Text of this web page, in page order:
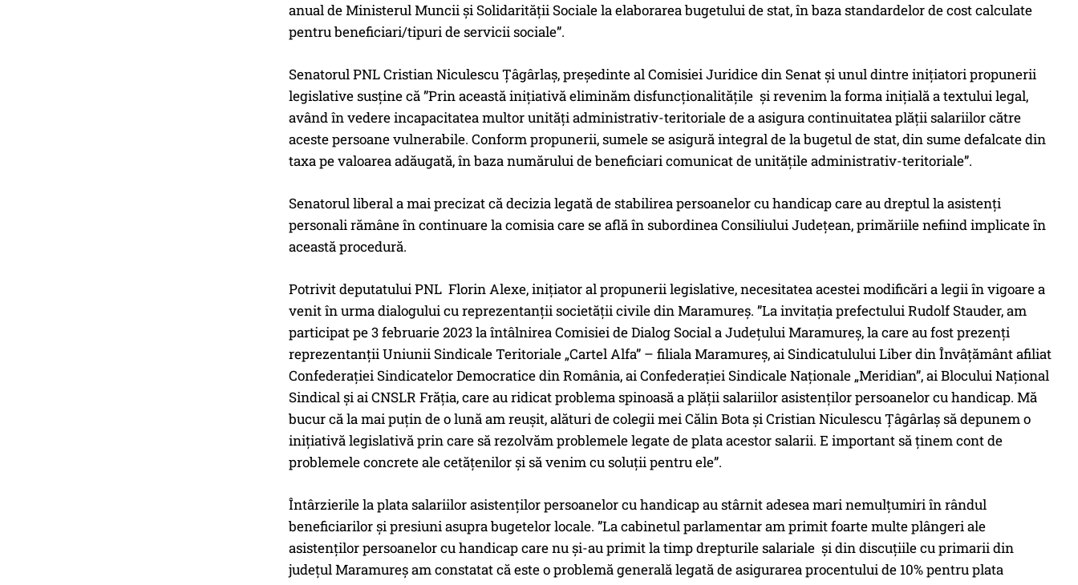
anual de Ministerul Muncii şi Solidarităţii Sociale la elaborarea bugetului de stat, în baza standardelor de cost calculate
pentru beneficiari/tipuri de servicii sociale”.
Senatorul PNL Cristian Niculescu Țâgârlaș, președinte al Comisiei Juridice din Senat și unul dintre inițiatori propunerii
legislative susține că ”Prin această inițiativă eliminăm disfuncționalitățile și revenim la forma inițială a textului legal,
având în vedere incapacitatea multor unități administrativ-teritoriale de a asigura continuitatea plății salariilor către
aceste persoane vulnerabile. Conform propunerii, sumele se asigură integral de la bugetul de stat, din sume defalcate din
taxa pe valoarea adăugată, în baza numărului de beneficiari comunicat de unităţile administrativ-teritoriale”.
Senatorul liberal a mai precizat că decizia legată de stabilirea persoanelor cu handicap care au dreptul la asistenți
personali rămâne în continuare la comisia care se află în subordinea Consiliului Județean, primăriile nefiind implicate în
această procedură.
Potrivit deputatului PNL Florin Alexe, inițiator al propunerii legislative, necesitatea acestei modificări a legii în vigoare a
venit în urma dialogului cu reprezentanții societății civile din Maramureș. ”La invitația prefectului Rudolf Stauder, am
participat pe 3 februarie 2023 la întâlnirea Comisiei de Dialog Social a Județului Maramureș, la care au fost prezenți
reprezentanții Uniunii Sindicale Teritoriale „Cartel Alfa” – filiala Maramureș, ai Sindicatulului Liber din Învâțământ afiliat
Confederației Sindicatelor Democratice din România, ai Confederației Sindicale Naționale „Meridian”, ai Blocului Național
Sindical și ai CNSLR Frăția, care au ridicat problema spinoasă a plății salariilor asistenților persoanelor cu handicap. Mă
bucur că la mai puțin de o lună am reușit, alături de colegii mei Călin Bota și Cristian Niculescu Țâgârlaș să depunem o
inițiativă legislativă prin care să rezolvăm problemele legate de plata acestor salarii. E important să ținem cont de
problemele concrete ale cetățenilor și să venim cu soluții pentru ele”.
Întârzierile la plata salariilor asistenților persoanelor cu handicap au stârnit adesea mari nemulțumiri în rândul
beneficiarilor și presiuni asupra bugetelor locale. ”La cabinetul parlamentar am primit foarte multe plângeri ale
asistenților persoanelor cu handicap care nu și-au primit la timp drepturile salariale și din discuțiile cu primarii din
județul Maramureș am constatat că este o problemă generală legată de asigurarea procentului de 10% pentru plata